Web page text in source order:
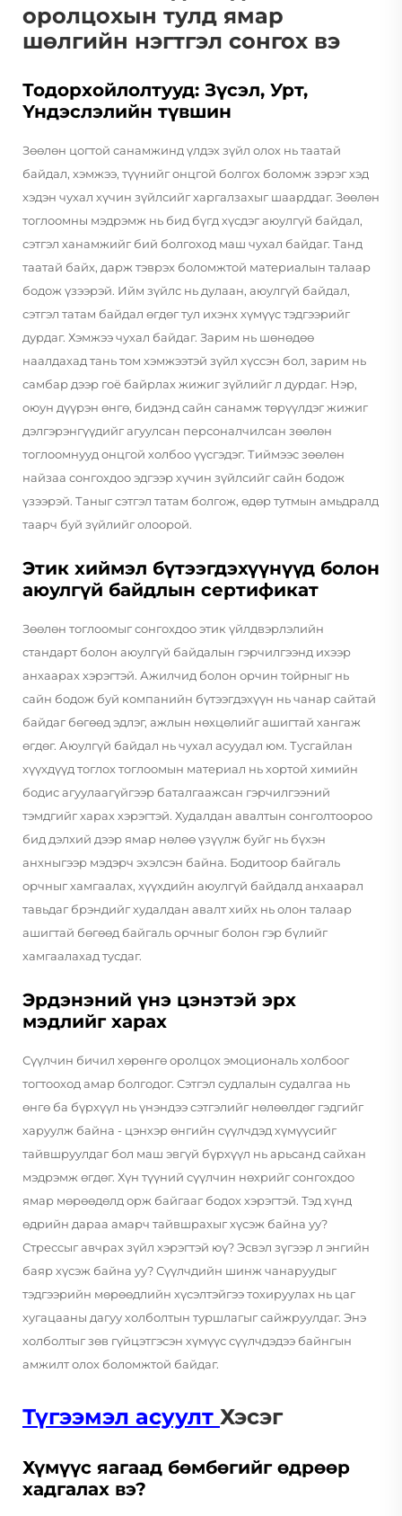
оролцохын тулд ямар
шөлгийн нэгтгэл сонгох вэ
Тодорхойлолтууд: Зүсэл, Урт,
Үндэслэлийн түвшин
Зөөлөн цогтой санамжинд үлдэх зүйл олох нь таатай
байдал, хэмжээ, түүнийг онцгой болгох боломж зэрэг хэд
хэдэн чухал хүчин зүйлсийг харгалзахыг шаарддаг. Зөөлөн
тоглоомны мэдрэмж нь бид бүгд хүсдэг аюулгүй байдал,
сэтгэл ханамжийг бий болгоход маш чухал байдаг. Танд
таатай байх, дарж тэврэх боломжтой материалын талаар
бодож үзээрэй. Ийм зүйлс нь дулаан, аюулгүй байдал,
сэтгэл татам байдал өгдөг тул ихэнх хүмүүс тэдгээрийг
дурдаг. Хэмжээ чухал байдаг. Зарим нь шөнөдөө
наалдахад тань том хэмжээтэй зүйл хүссэн бол, зарим нь
самбар дээр гоё байрлах жижиг зүйлийг л дурдаг. Нэр,
оюун дүүрэн өнгө, бидэнд сайн санамж төрүүлдэг жижиг
дэлгэрэнгүүдийг агуулсан персоналчилсан зөөлөн
тоглоомнууд онцгой холбоо үүсгэдэг. Тиймээс зөөлөн
найзаа сонгохдоо эдгээр хүчин зүйлсийг сайн бодож
үзээрэй. Таныг сэтгэл татам болгож, өдөр тутмын амьдралд
таарч буй зүйлийг олоорой.
Этик хиймэл бүтээгдэхүүнүүд болон
аюулгүй байдлын сертификат
Зөөлөн тоглоомыг сонгохдоо этик үйлдвэрлэлийн
стандарт болон аюулгүй байдалын гэрчилгээнд ихээр
анхаарах хэрэгтэй. Ажилчид болон орчин тойрныг нь
сайн бодож буй компанийн бүтээгдэхүүн нь чанар сайтай
байдаг бөгөөд эдлэг, ажлын нөхцөлийг ашигтай хангаж
өгдөг. Аюулгүй байдал нь чухал асуудал юм. Тусгайлан
хүүхдүүд тоглох тоглоомын материал нь хортой химийн
бодис агуулаагүйгээр баталгаажсан гэрчилгээний
тэмдгийг харах хэрэгтэй. Худалдан авалтын сонголтоороо
бид дэлхий дээр ямар нөлөө үзүүлж буйг нь бүхэн
анхныгээр мэдэрч эхэлсэн байна. Бодитоор байгаль
орчныг хамгаалах, хүүхдийн аюулгүй байдалд анхаарал
тавьдаг брэндийг худалдан авалт хийх нь олон талаар
ашигтай бөгөөд байгаль орчныг болон гэр бүлийг
хамгаалахад тусдаг.
Эрдэнэний үнэ цэнэтэй эрх
мэдлийг харах
Сүүлчин бичил хөрөнгө оролцох эмоциональ холбоог
тогтооход амар болгодог. Сэтгэл судлалын судалгаа нь
өнгө ба бүрхүүл нь үнэндээ сэтгэлийг нөлөөлдөг гэдгийг
харуулж байна - цэнхэр өнгийн сүүлчдэд хүмүүсийг
тайвшруулдаг бол маш эвгүй бүрхүүл нь арьсанд сайхан
мэдрэмж өгдөг. Хүн түүний сүүлчин нөхрийг сонгохдоо
ямар мөрөөдөлд орж байгааг бодох хэрэгтэй. Тэд хүнд
өдрийн дараа амарч тайвшрахыг хүсэж байна уу?
Стрессыг авчрах зүйл хэрэгтэй юү? Эсвэл зүгээр л энгийн
баяр хүсэж байна уу? Сүүлчдийн шинж чанаруудыг
тэдгээрийн мөрөөдлийн хүсэлтэйгээ тохируулах нь цаг
хугацааны дагуу холболтын туршлагыг сайжруулдаг. Энэ
холболтыг зөв гүйцэтгэсэн хүмүүс сүүлчдэдээ байнгын
амжилт олох боломжтой байдаг.
Түгээмэл асуулт Хэсэг
Хүмүүс яагаад бөмбөгийг өдрөөр
хадгалах вэ?